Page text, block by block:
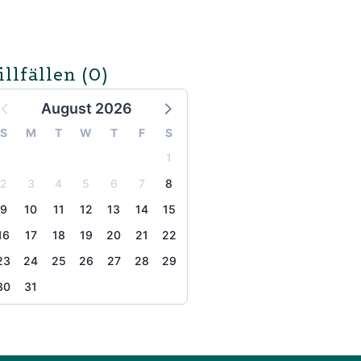
(0)
August 2026
S M T W T F
S
1
2
3 4 5 6 7
8
9
10 11 12 13 14
15
17 18 19 20 21
22
24 25 26 27 28
29
31